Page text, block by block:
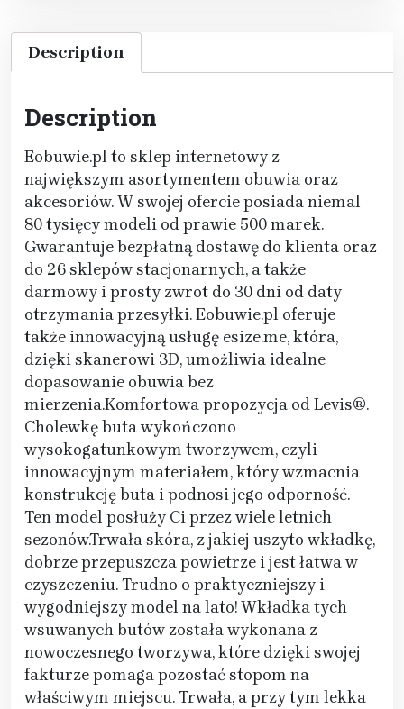
Description
Description
Eobuwie.pl to sklep internetowy z
największym asortymentem obuwia oraz
akcesoriów. W swojej ofercie posiada niemal
80 tysięcy modeli od prawie 500 marek.
Gwarantuje bezpłatną dostawę do klienta oraz
do 26 sklepów stacjonarnych, a także
darmowy i prosty zwrot do 30 dni od daty
otrzymania przesyłki. Eobuwie.pl oferuje
także innowacyjną usługę esize.me, która,
dzięki skanerowi 3D, umożliwia idealne
dopasowanie obuwia bez
mierzenia.Komfortowa propozycja od Levis®.
Cholewkę buta wykończono
wysokogatunkowym tworzywem, czyli
innowacyjnym materiałem, który wzmacnia
konstrukcję buta i podnosi jego odporność.
Ten model posłuży Ci przez wiele letnich
sezonów.Trwała skóra, z jakiej uszyto wkładkę,
dobrze przepuszcza powietrze i jest łatwa w
czyszczeniu. Trudno o praktyczniejszy i
wygodniejszy model na lato! Wkładka tych
wsuwanych butów została wykonana z
nowoczesnego tworzywa, które dzięki swojej
fakturze pomaga pozostać stopom na
właściwym miejscu. Trwała, a przy tym lekka